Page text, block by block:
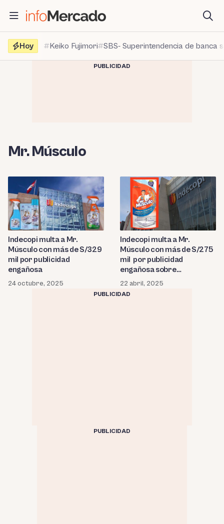
contenido
Hoy
Keiko Fujimori SBS- Superintendencia de banca
PUBLICIDAD
Mr. Músculo
Indecopi multa a Mr.
Músculo con más de S/329
mil por publicidad
engañosa
24 octubre, 2025
Indecopi multa a Mr.
Músculo con más de S/275
mil por publicidad
engañosa sobre
eliminación de gérmenes
22 abril, 2025
PUBLICIDAD
PUBLICIDAD